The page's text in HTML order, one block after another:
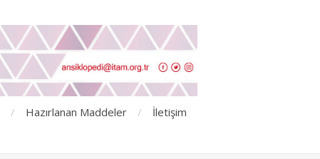
Hazırlanan Maddeler İletişim